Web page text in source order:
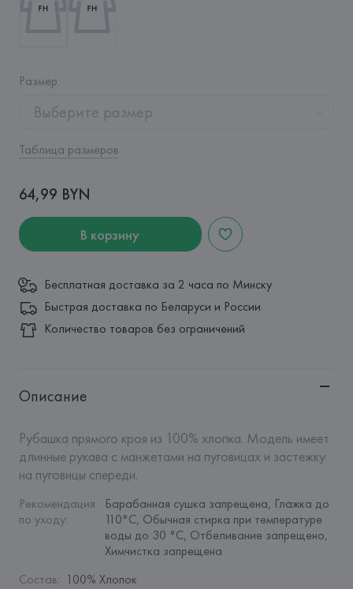
Размер:
Выберите размер
Таблица размеров
64,99 BYN
В корзину
Бесплатная доставка за 2 часа по Минску
Быстрая доставка по Беларуси и России
Количество товаров без ограничений
Описание
Рубашка прямого кроя из 100% хлопка. Модель имеет
длинные рукава с манжетами на пуговицах и застежку
на пуговицы спереди.
Рекомендация
по уходу:
Барабанная сушка запрещена, Глажка до
110°C, Обычная стирка при температуре
воды до 30 °C, Отбеливание запрещено,
Химчистка запрещена
Состав: 100% Хлопок